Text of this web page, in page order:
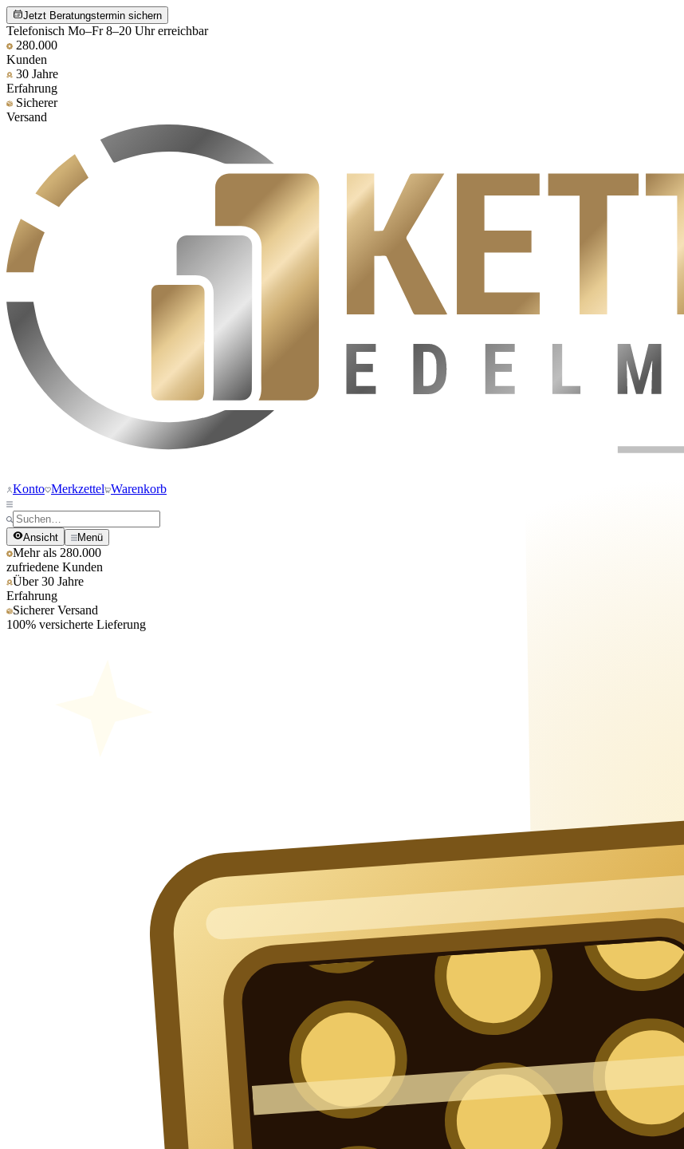
Jetzt Beratungstermin sichern
Telefonisch Mo–Fr 8–20 Uhr erreichbar
280.000
Kunden
30 Jahre
Erfahrung
Sicherer
Versand
Konto Merkzettel Warenkorb
Ansicht Menü
Mehr als 280.000
zufriedene Kunden
Über 30 Jahre
Erfahrung
Sicherer Versand
100% versicherte Lieferung